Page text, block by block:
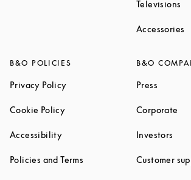
Televisions
Accessories
B&O POLICIES
Privacy PolicyLink Opens in New Tab
Cookie PolicyLink Opens in New Tab
AccessibilityLink Opens in New Tab
Policies and Terms Link Opens in New Tab
B&O
Press
Corporate
Investors
Customer